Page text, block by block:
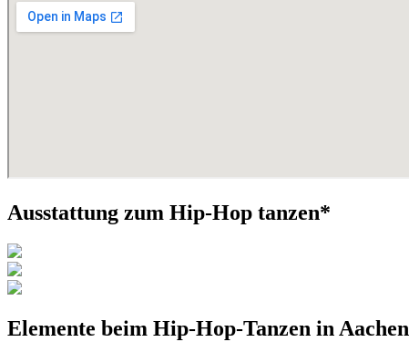
Ausstattung zum Hip-Hop tanzen*
Elemente beim Hip-Hop-Tanzen in Aachen